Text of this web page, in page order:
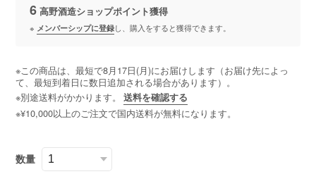
6 高野酒造ショップポイント獲得
※ メンバーシップに登録し、購入をすると獲得できます。
※この商品は、最短で8月17日(月)にお届けします（お届け先によっ
て、最短到着日に数日追加される場合があります）。
※別途送料がかかります。
送料を確認する
※¥10,000以上のご注文で国内送料が無料になります。
数量